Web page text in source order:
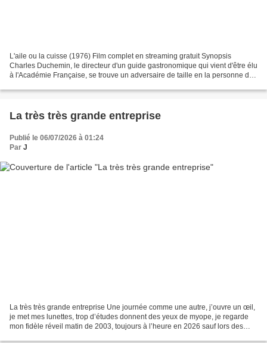
L'aile ou la cuisse (1976) Film complet en streaming gratuit Synopsis
Charles Duchemin, le directeur d'un guide gastronomique qui vient d'être élu
à l'Académie Française, se trouve un adversaire de taille en la personne de
La très très grande entreprise
Publié le 06/07/2026 à 01:24
Par J
La très très grande entreprise Une journée comme une autre, j’ouvre un œil,
je met mes lunettes, trop d’études donnent des yeux de myope, je regarde
mon fidèle réveil matin de 2003, toujours à l’heure en 2026 sauf lors des